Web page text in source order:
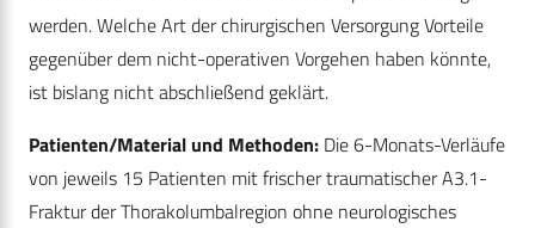
werden. Welche Art der chirurgischen Versorgung Vorteile
gegenüber dem nicht-operativen Vorgehen haben könnte,
ist bislang nicht abschließend geklärt.
Patienten/Material und Methoden: Die 6-Monats-Verläufe
von jeweils 15 Patienten mit frischer traumatischer A3.1-
Fraktur der Thorakolumbalregion ohne neurologisches